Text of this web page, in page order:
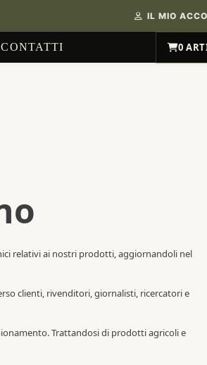
IL MIO
CONTATTI 0
relativi ai nostri prodotti, aggiornandoli nel
clienti, rivenditori, giornalisti, ricercatori e
Trattandosi di prodotti agricoli e